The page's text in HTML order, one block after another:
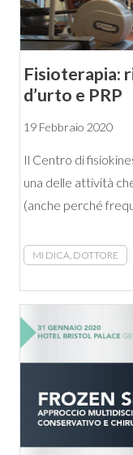
Fisioterapia:
d’urto e PRP
19 Febbraio 2020
Il Centro di
una delle attività
(anche perché
MI DICA, DOTTORE